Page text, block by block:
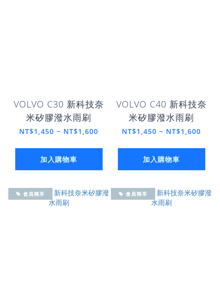
VOLVO C30 新科技奈
米矽膠潑水雨刷
NT$1,450 ~ NT$1,600
加入購物車
VOLVO C40 新科技奈
米矽膠潑水雨刷
NT$1,450 ~ NT$1,600
加入購物車
會員獨享 會員獨享